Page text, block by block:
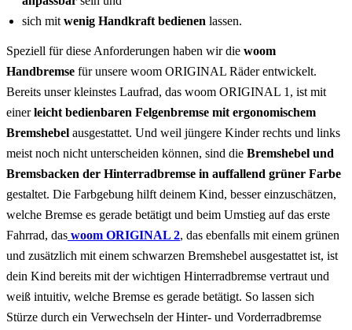
sich mit wenig Handkraft bedienen lassen.
Speziell für diese Anforderungen haben wir die woom
Handbremse für unsere woom ORIGINAL Räder entwickelt.
Bereits unser kleinstes Laufrad, das woom ORIGINAL 1 , ist mit
einerleicht bedienbaren Felgenbremse mit ergonomischem
Bremshebel ausgestattet. Und weil jüngere Kinder rechts und links
meist noch nicht unterscheiden können, sind die Bremshebel und
Bremsbacken der Hinterradbremse in auffallend grüner Farbe
gestaltet. Die Farbgebung hilft deinem Kind, besser einzuschätzen,
welche Bremse es gerade betätigt und beim Umstieg auf das erste
Fahrrad, das woom ORIGINAL 2, das ebenfalls mit einem grünen
und zusätzlich mit einem schwarzen Bremshebel ausgestattet ist, ist
dein Kind bereits mit der wichtigen Hinterradbremse vertraut und
weiß intuitiv, welche Bremse es gerade betätigt. So lassen sich
Stürze durch ein Verwechseln der Hinter- und Vorderradbremse